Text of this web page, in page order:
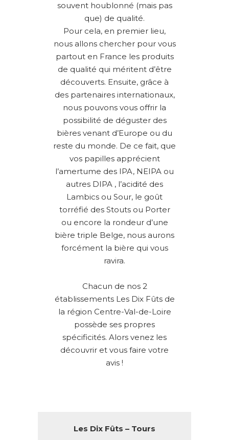
souvent houblonné (mais pas
que) de qualité.
Pour cela, en premier lieu,
nous allons chercher pour vous
partout en France les produits
de qualité qui méritent d’être
découverts. Ensuite, grâce à
des partenaires internationaux,
nous pouvons vous offrir la
possibilité de déguster des
bières venant d’Europe ou du
reste du monde. De ce fait, que
vos papilles apprécient
l’amertume des IPA, NEIPA ou
autres DIPA , l’acidité des
Lambics ou Sour, le goût
torréfié des Stouts ou Porter
ou encore la rondeur d’une
bière triple Belge, nous aurons
forcément la bière qui vous
ravira.
Chacun de nos 2
établissements Les Dix Fûts de
la région Centre-Val-de-Loire
possède ses propres
spécificités. Alors venez les
découvrir et vous faire votre
avis !
Les Dix Fûts – Tours